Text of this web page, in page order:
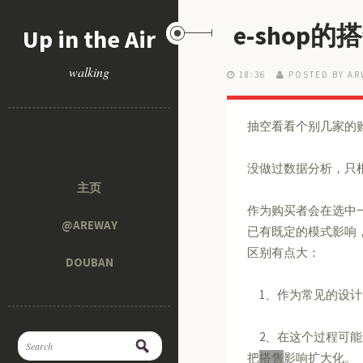
Up in the Air
walking
主页
@AREWAY
DOUBAN
e-shop的
18:36 POSTED BY
抽空看看个别几家的
没做过数据分析，只
作为购买者会在选中
已有既定的模式影响
区别有点大：
1、作为常见的设
2、在这个过程可
把搭售影响扩大化。